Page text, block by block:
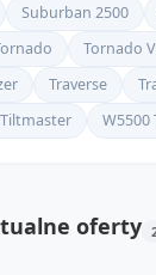
Suburban 2500
Tornado
Traverse
oferty